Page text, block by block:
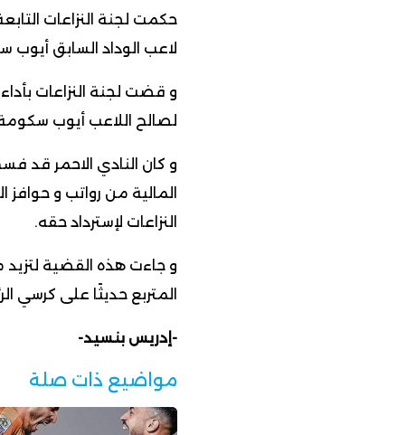
حكمت لجنة النزاعات
لاعب الوداد السابق أيوب
لصالح اللاعب أيوب
المالية من رواتب و
النزاعات لإسترداد حقه.
و جاءت هذه القضية لتزيد
المتربع حديثًا على كرسي
-إدريس بنسيد-
مواضيع ذات صلة